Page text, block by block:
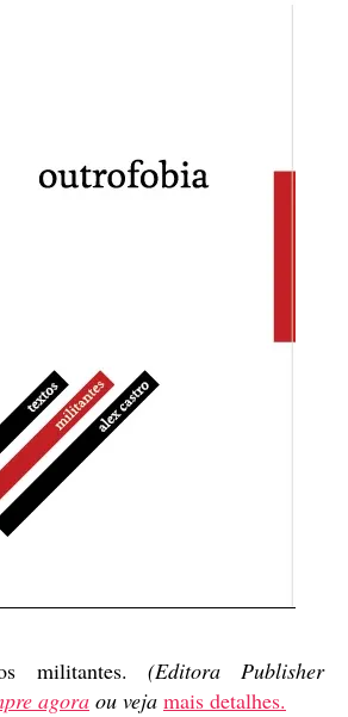
militantes. (Editora Publisher
agora ou veja mais detalhes.